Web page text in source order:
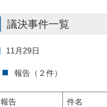
議決事件一覧
11月29日
報告（２件）
報告 件名